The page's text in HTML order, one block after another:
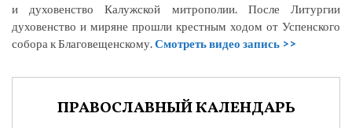
и духовенство Калужской митрополии. После Литургии
духовенство и миряне прошли крестным ходом от Успенского
собора к Благовещенскому.Смотреть видео запись >>
ПРАВОСЛАВНЫЙ КАЛЕНДАРЬ